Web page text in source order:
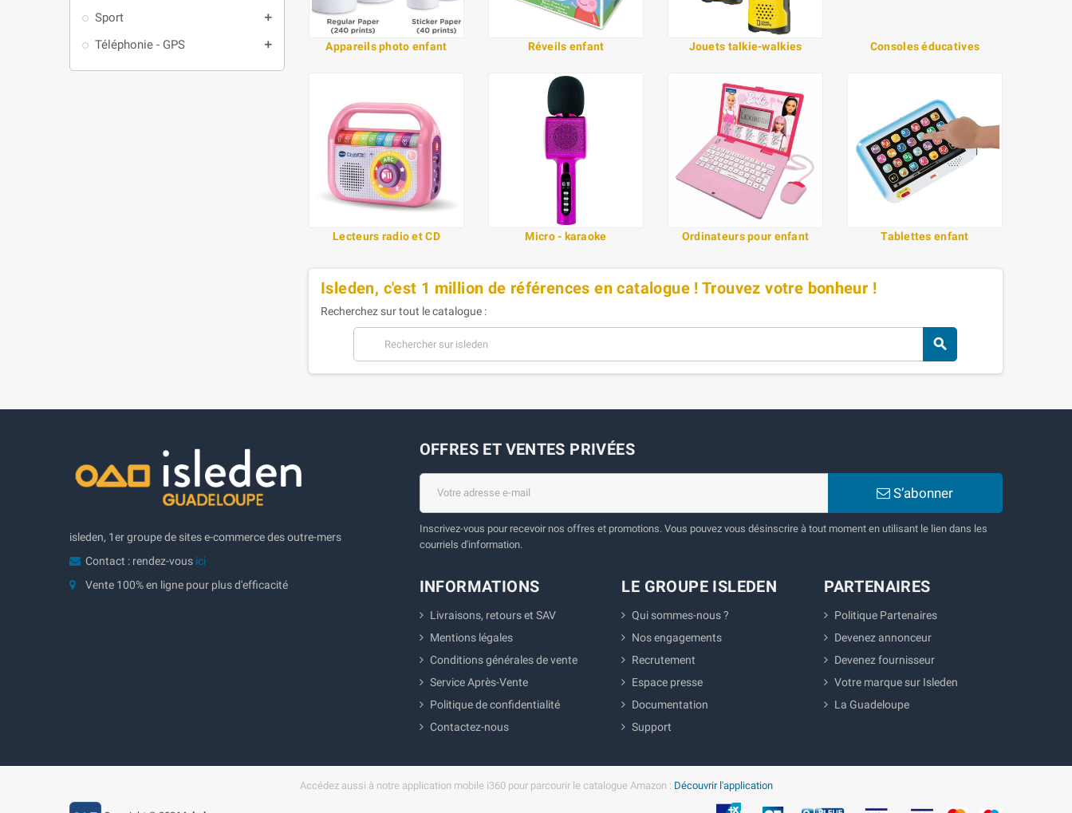
Sport add
Téléphonie - GPS add Appareils photo enfant Réveils enfant Jouets talkie-walkies Consoles éducatives
Lecteurs radio et CD Micro - karaoke Ordinateurs pour enfant Tablettes enfant
Isleden, c'est 1 million de références en catalogue ! Trouvez votre bonheur !
Recherchez sur tout le catalogue :

isleden, 1er groupe de sites e-commerce des outre-mers
Contact : rendez-vous ici
Vente 100% en ligne pour plus d'efficacité
OFFRES ET VENTES PRIVÉES
S’abonner
Inscrivez-vous pour recevoir nos offres et promotions. Vous pouvez vous désinscrire à tout moment en utilisant le lien dans les
courriels d'information.
INFORMATIONS
Livraisons, retours et SAV
Mentions légales
Conditions générales de vente
Service Après-Vente
Politique de confidentialité
Contactez-nous
LE GROUPE ISLEDEN
Qui sommes-nous ?
Nos engagements
Recrutement
Espace presse
Documentation
Support
PARTENAIRES
Politique Partenaires
Devenez annonceur
Devenez fournisseur
Votre marque sur Isleden
La Guadeloupe
Accédez aussi à notre application mobile i360 pour parcourir le catalogue Amazon : Découvrir l'application